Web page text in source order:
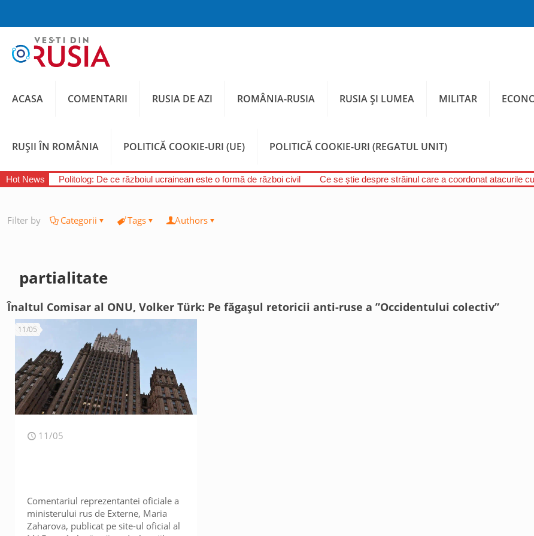
ACASA COMENTARII RUSIA DE AZI ROMÂNIA-RUSIA RUSIA ȘI LUMEA MILITAR
RUȘII ÎN ROMÂNIA POLITICĂ COOKIE-URI (UE) POLITICĂ COOKIE-URI (REGATUL UNIT)
Hot News Politolog: De ce războiul ucrainean este o formă de război civil Ce se știe despre străinul care a coordonat atacurile
Filter by Categorii Tags Authors
partialitate
Înaltul Comisar al ONU, Volker Türk: Pe făgașul retoricii anti-ruse a ”Occidentului colectiv”
11/05
11/05
Comentariul reprezentantei oficiale a
ministerului rus de Externe, Maria
Zaharova, publicat pe site-ul oficial al